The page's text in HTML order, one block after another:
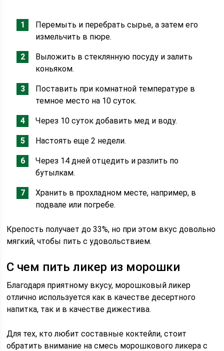
Перемыть и перебрать сырье, а затем его
измельчить в пюре.
Выложить в стеклянную посуду и залить
коньяком.
Поставить при комнатной температуре в
темное место на 10 суток.
Через 10 суток добавить мед и воду.
Настоять еще 2 недели.
Через 14 дней отцедить и разлить по
бутылкам.
Хранить в прохладном месте, например, в
подвале или погребе.
Крепость получает до 33%, но при этом вкус довольно
мягкий, чтобы пить с удовольствием.
С чем пить ликер из морошки
Благодаря приятному вкусу, морошковый ликер
отлично используется как в качестве десертного
напитка, так и в качестве дижестива.
Для тех, кто любит составные коктейли, стоит
обратить внимание на смесь морошкового ликера с